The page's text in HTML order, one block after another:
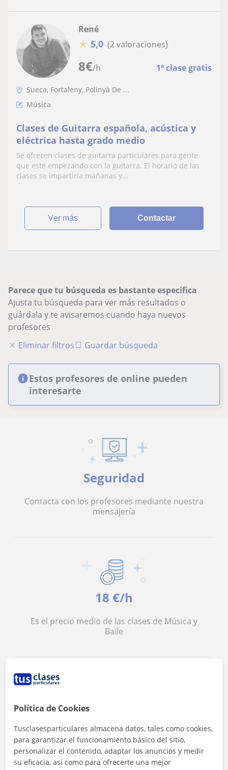
8€/h 1ª clase gratis
René
★ 5,0 (2 valoraciones)
Sueca, Fortaleny, Polinyà De ...
Música
Clases de Guitarra española, acústica y
eléctrica hasta grado medio
Se ofrecen clases de guitarra particulares para gente
que esté empezando con la guitarra. El horario de las
clases se impartiría mañanas y...
ver más Contactar
Parece que tu búsqueda es bastante especifica
Ajusta tu búsqueda para ver más resultados o
guárdala y te avisaremos cuando haya nuevos
profesores
Eliminar filtros
Guardar búsqueda
Estos profesores de online pueden
interesarte
Seguridad
Contacta con los profesores mediante nuestra
mensajería
18 €/h
Es el precio medio de las clases de Música y
Baile
Es el tiempo medio de respuesta a las
solicitudes
Política de Cookies
Tusclasesparticulares almacena datos, tales como cookies,
para garantizar el funcionamiento básico del sitio,
personalizar el contenido, adaptar los anuncios y medir
su eficacia, así como para ofrecerte una mejor